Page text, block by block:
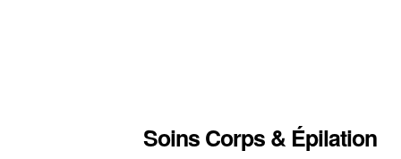
Soins Corps & Épilation